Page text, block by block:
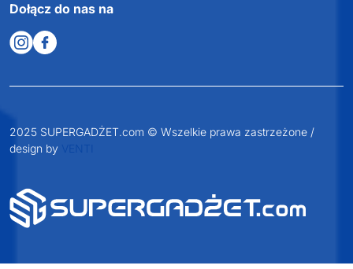
Dołącz do nas na
2025 SUPERGADŻET.com © Wszelkie prawa zastrzeżone /
design by VENTI